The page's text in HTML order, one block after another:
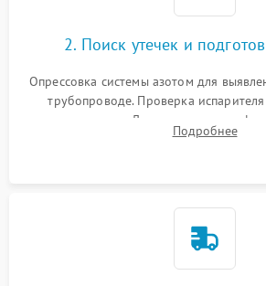
2. Поиск утечек и
Опрессовка системы азотом для
трубопроводе. Проверка
течеискателем. Демонтаж старого
продувка капиллярной трубки для
Подробнее